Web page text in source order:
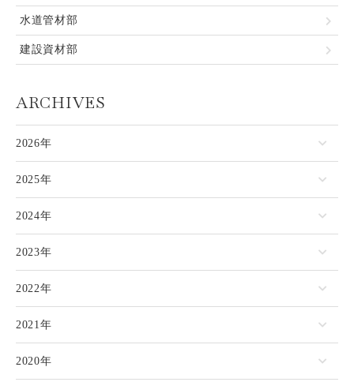
水道管材部
建設資材部
ARCHIVES
2026年
2025年
2024年
2023年
2022年
2021年
2020年